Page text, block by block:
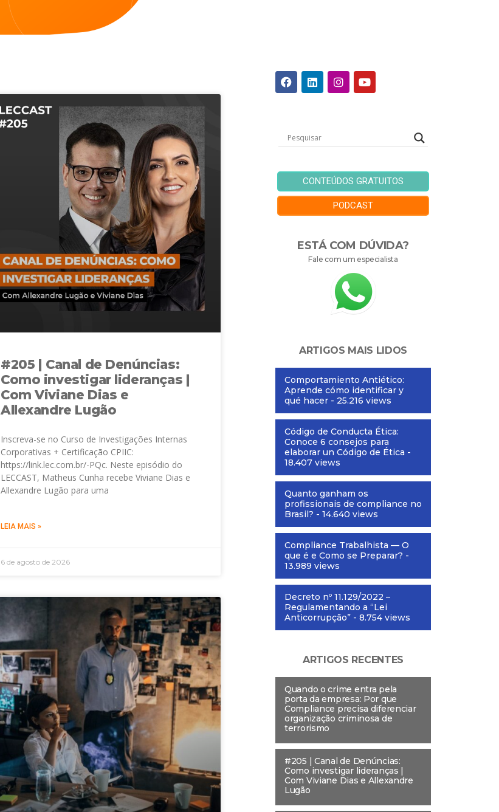
#205 | Canal de Denúncias:
Como investigar lideranças |
Com Viviane Dias e
Allexandre Lugão
Inscreva-se no Curso de Investigações Internas
Corporativas + Certificação CPIIC:
https://link.lec.com.br/-PQc. Neste episódio do
LECCAST, Matheus Cunha recebe Viviane Dias e
Allexandre Lugão para uma
LEIA MAIS »
6 de agosto de 2026
CONTEÚDOS GRATUITOS
PODCAST
ESTÁ COM DÚVIDA?
Fale com um especialista
ARTIGOS MAIS LIDOS
Comportamiento Antiético:
Aprende cómo identificar y
qué hacer - 25.216 views
Código de Conducta Ética:
Conoce 6 consejos para
elaborar un Código de Ética -
18.407 views
Quanto ganham os
profissionais de compliance no
Brasil? - 14.640 views
Compliance Trabalhista — O
que é e Como se Preparar? -
13.989 views
Decreto nº 11.129/2022 –
Regulamentando a “Lei
Anticorrupção” - 8.754 views
ARTIGOS RECENTES
Quando o crime entra pela
porta da empresa: Por que
Compliance precisa diferenciar
organização criminosa de
terrorismo
#205 | Canal de Denúncias:
Como investigar lideranças |
Com Viviane Dias e Allexandre
Lugão